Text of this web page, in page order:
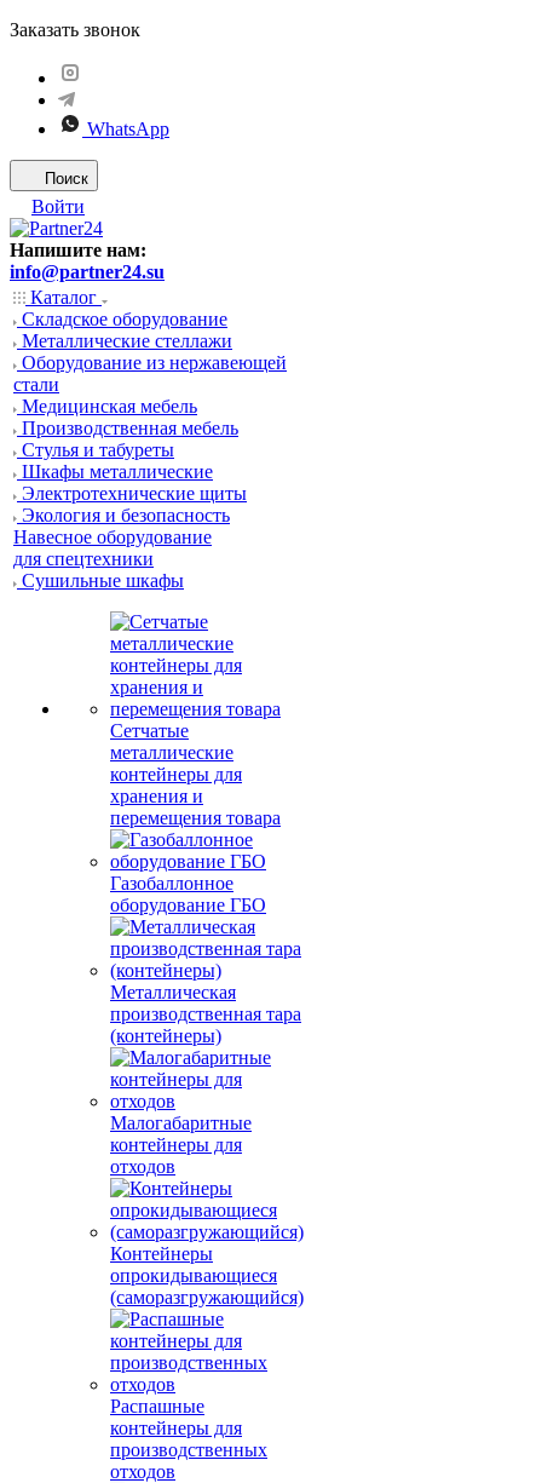
Заказать звонок
WhatsApp
Поиск
Войти
Напишите нам:
info@partner24.su
Каталог
Складское оборудование
Металлические стеллажи
Оборудование из нержавеющей
стали
Медицинская мебель
Производственная мебель
Стулья и табуреты
Шкафы металлические
Электротехнические щиты
Экология и безопасность
Навесное оборудование
для спецтехники
Сушильные шкафы
Сетчатые
металлические
контейнеры для
хранения и
перемещения товара
Газобаллонное
оборудование ГБО
Металлическая
производственная тара
(контейнеры)
Малогабаритные
контейнеры для
отходов
Контейнеры
опрокидывающиеся
(саморазгружающийся)
Распашные
контейнеры для
производственных
отходов